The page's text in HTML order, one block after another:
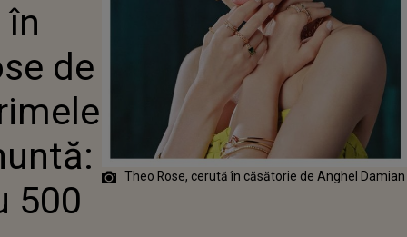
DAMIAN.
”NU
FIE CU 500 DE
de
500
Theo Rose, cerută în căsătorie de Anghel Damian